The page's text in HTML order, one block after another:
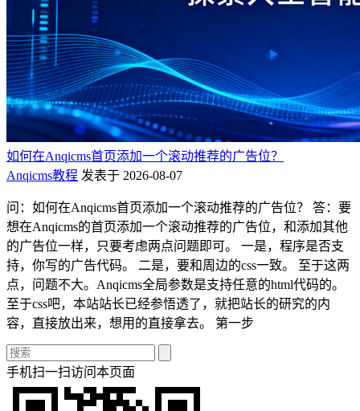
如何在Anqicms首页添加一个滚动推荐的广告位？
Anqicms教程 发表于 2026-08-07
问：如何在Anqicms首页添加一个滚动推荐的广告位？ 答：要
想在Anqicms的首页添加一个滚动推荐的广告位，和添加其他
的广告位一样，只要考虑两点问题即可。 一是，程序是否支
持，你写的广告代码。 二是，要和周边的css一致。 至于这两
点，问题不大。Anqicms全局参数是支持任意的html代码的。
至于css吧，本站站长已经参悟透了，就把站长的研究的内
容，直接放出来，想用的直接拿去。 第一步
手机扫一扫访问本页面